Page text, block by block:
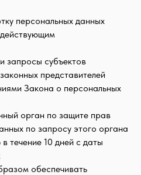
персональных данных
запросы субъектов
представителей
Закона о персональных
орган по защите прав
по запросу этого органа
течение 10 дней с даты
обеспечивать